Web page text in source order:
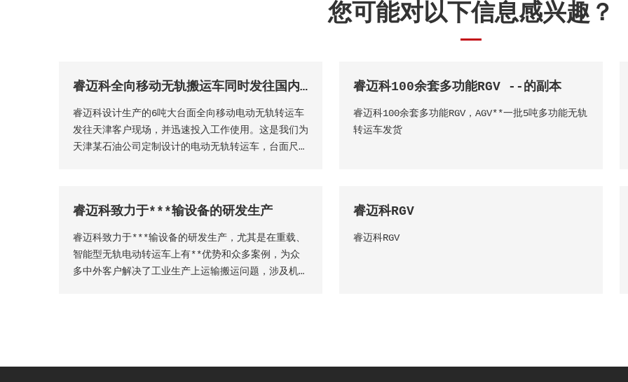
您可能对以下信息感兴趣？
睿迈科全向移动无轨搬运车同时发往国内国外客户现场
睿迈科设计生产的6吨大台面全向移动电动无轨转运车
发往天津客户现场，并迅速投入工作使用。这是我们为
天津某石油公司定制设计的电动无轨转运车，台面尺寸
睿迈科100余套多功能RGV --的副本
睿迈科100余套多功能RGV，AGV**一批5吨多功能无轨
转运车发货
睿迈科致力于***输设备的研发生产
睿迈科致力于***输设备的研发生产，尤其是在重载、
智能型无轨电动转运车上有**优势和众多案例，为众
多中外客户解决了工业生产上运输搬运问题，涉及机械
睿迈科RGV
睿迈科RGV